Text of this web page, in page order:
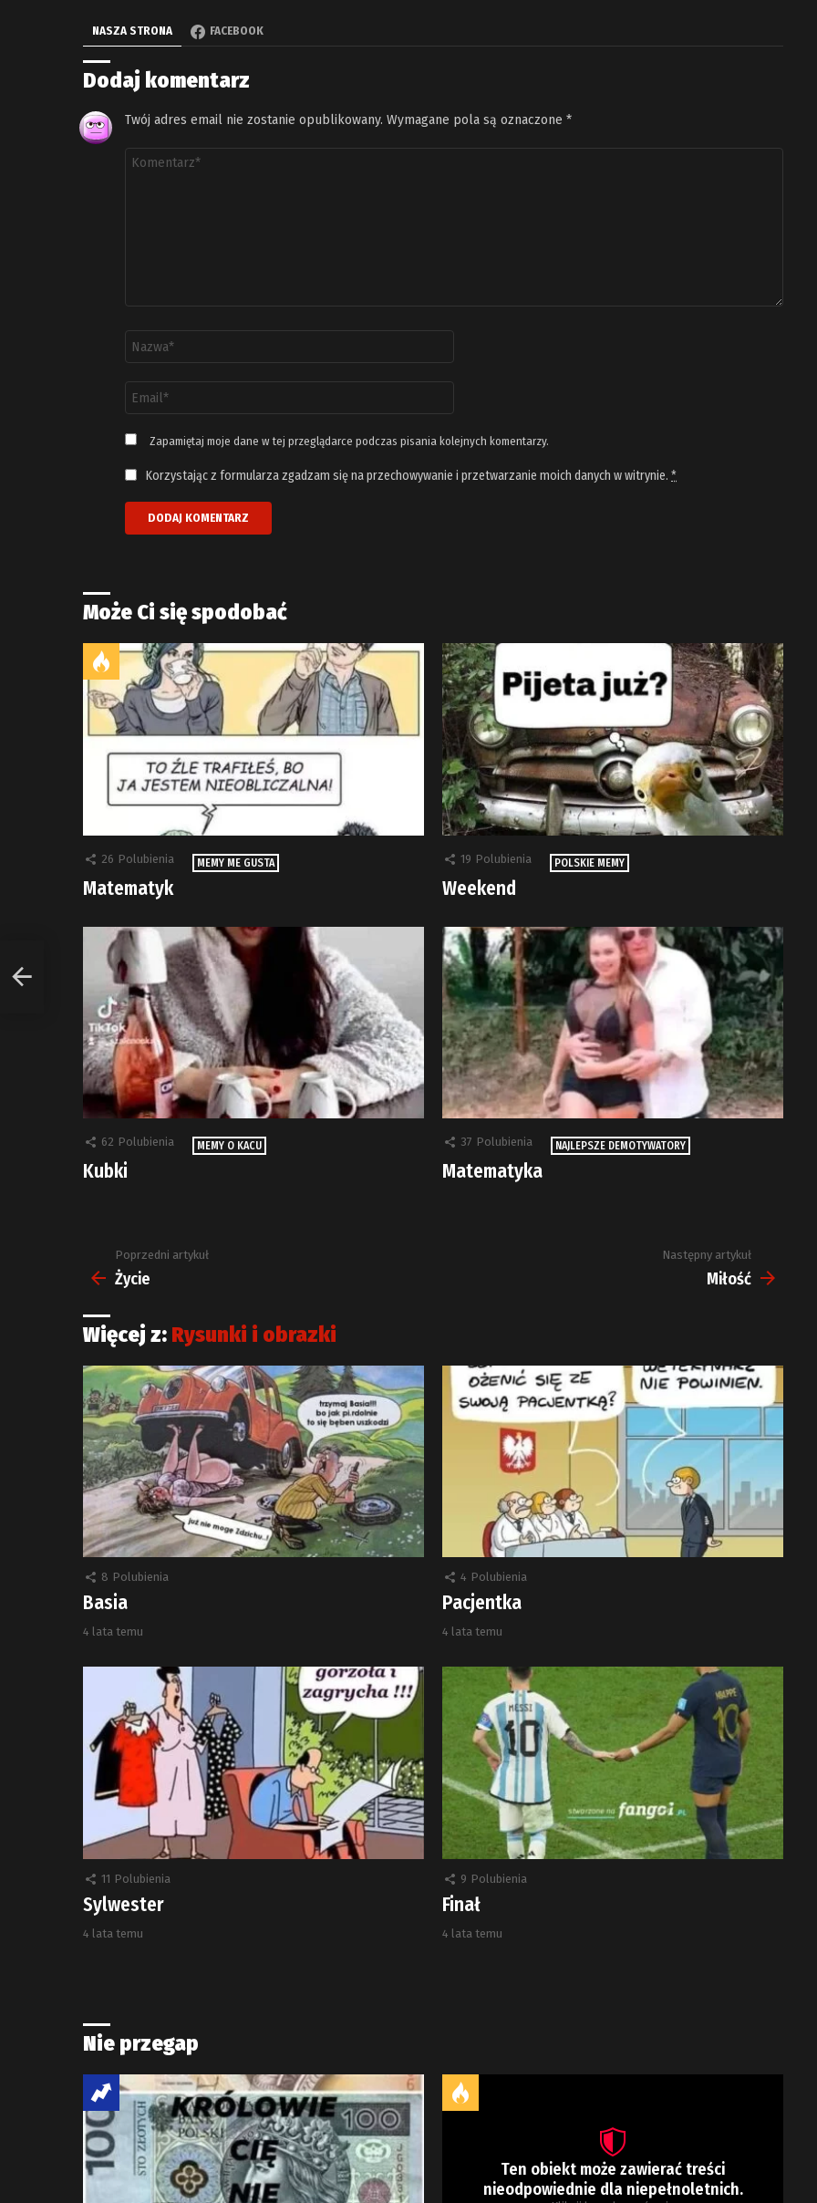
NASZA STRONA FACEBOOK
Dodaj komentarz
Twój adres email nie zostanie opublikowany. Wymagane pola są oznaczone *
Komentarz
email
*
Zapamiętaj moje dane w tej przeglądarce podczas pisania kolejnych komentarzy.
Korzystając z formularza zgadzam się na przechowywanie i przetwarzanie moich danych w witrynie. *
Może Ci się spodobać
26 Polubienia MEMY ME GUSTA
Matematyk
19 Polubienia POLSKIE MEMY
Weekend
62 Polubienia MEMY O KACU
Kubki
37 Polubienia NAJLEPSZE DEMOTYWATORY
Matematyka
Zobacz
więcej
Poprzedni artykuł
Życie
Następny artykuł
Miłość
Więcej z: Rysunki i obrazki
8 Polubienia
Basia
4 lata temu
4 Polubienia
Pacjentka
4 lata temu
11 Polubienia
Sylwester
4 lata temu
9 Polubienia
Finał
4 lata temu
Nie przegap
Ten obiekt może zawierać treści
nieodpowiednie dla niepełnoletnich.